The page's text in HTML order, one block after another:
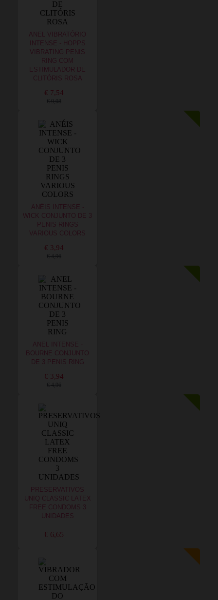
ANEL VIBRATÓRIO
INTENSE - HOPPS
VIBRATING PENIS
RING COM
ESTIMULADOR DE
CLITÓRIS ROSA
€ 7,54
€ 9,08
ANÉIS INTENSE -
WICK CONJUNTO DE 3
PENIS RINGS
VARIOUS COLORS
€ 3,94
€ 4,96
ANEL INTENSE -
BOURNE CONJUNTO
DE 3 PENIS RING
€ 3,94
€ 4,96
PRESERVATIVOS
UNIQ CLASSIC LATEX
FREE CONDOMS 3
UNIDADES
€ 6,65